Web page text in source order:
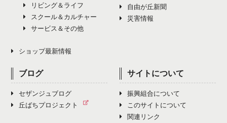
リビング＆ライフ
スクール＆カルチャー
サービス＆その他
ショップ最新情報
自由が丘新聞
災害情報
ブログ
セザンジュブログ
丘ばちプロジェクト
サイトについて
振興組合について
このサイトについて
関連リンク